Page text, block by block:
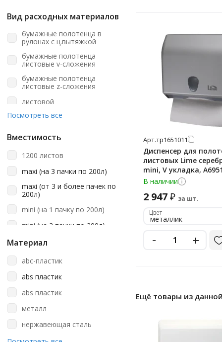
kcr3
kcr4
m1
m1/m2
m2
m2/m4
m4
w2
н1
н2
Вид расходных материалов
бумажные полотенца в
рулонах с ц.вытяжкой
бумажные полотенца
листовые v-сложения
бумажные полотенца
листовые z-сложения
листовой
листовые
сложения
листовые полотенца z
рулонные
рулонный
рулонный с центральной
вытяжкой
вытяжкой
Посмотреть все
Вместимость
1200 листов
maхi (на 3 пачки по 200л)
maхi (от 3 и более пачек по
200л)
mini (на 1 пачку по 200л)
mini (на 2 пачки по 200л)
Материал
abc-пластик
abs пластик
аbs пластик
металл
нержавеющая сталь
нержавеющая сталь (aisi 304)
Арт.тр1651011
Диспенсер для
листовых Lime
mini, V укладка,
В наличии
2 947₽ за шт.
Цвет
металлик
- +
Ещё товары из